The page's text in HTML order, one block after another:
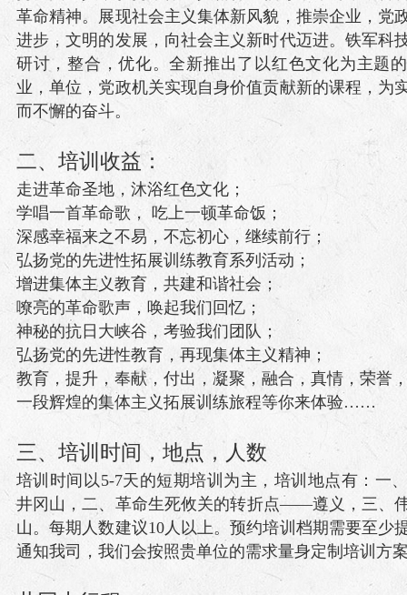
革命精神。展现社会主义集体新风貌，推崇企业，党
进步，文明的发展，向社会主义新时代迈进。铁军科
研讨，整合，优化。全新推出了以红色文化为主题
业，单位，党政机关实现自身价值贡献新的课程，为
而不懈的奋斗。
二、培训收益：
走进革命圣地，沐浴红色文化；
学唱一首革命歌， 吃上一顿革命饭；
深感幸福来之不易，不忘初心，继续前行；
弘扬党的先进性拓展训练教育系列活动；
增进集体主义教育，共建和谐社会；
嘹亮的革命歌声，唤起我们回忆；
神秘的抗日大峡谷，考验我们团队；
弘扬党的先进性教育，再现集体主义精神；
教育，提升，奉献，付出，凝聚，融合，真情，荣誉
一段辉煌的集体主义拓展训练旅程等你来体验……
三、培训时间，地点，人数
培训时间以5-7天的短期培训为主，培训地点有：
井冈山，二、革命生死攸关的转折点——遵义，三
山。每期人数建议10人以上。预约培训档期需要至少
通知我司，我们会按照贵单位的需求量身定制培训方